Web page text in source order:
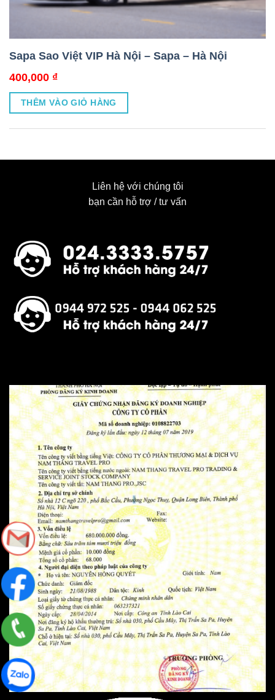
Sapa Sao Việt VIP Hà Nội – Sapa – Hà Nội
400,000 ₫
THÊM VÀO GIỎ HÀNG
Liên hệ với chúng tôi
bạn cần hỗ trợ / tư vấn